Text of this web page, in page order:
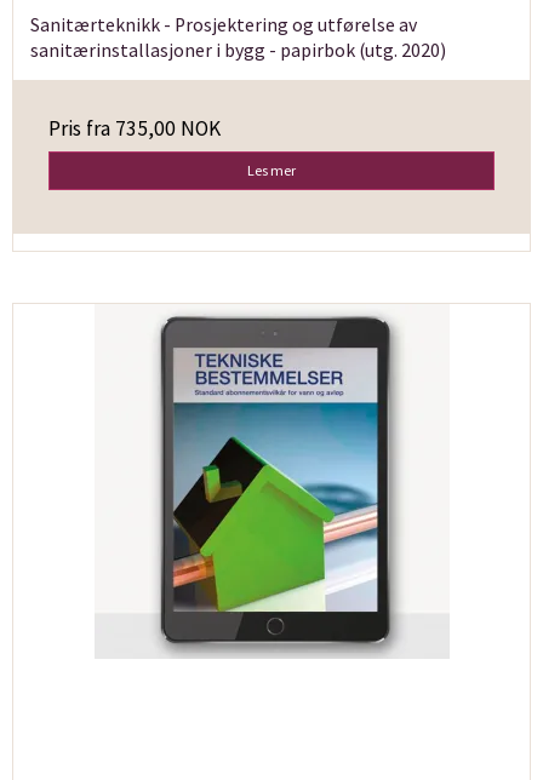
Sanitærteknikk - Prosjektering og utførelse av
sanitærinstallasjoner i bygg - papirbok (utg. 2020)
Pris fra 735,00 NOK
Les mer